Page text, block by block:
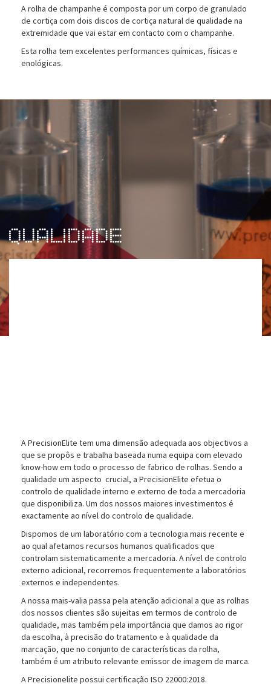
A rolha de champanhe é composta por um corpo de granulado
de cortiça com dois discos de cortiça natural de qualidade na
extremidade que vai estar em contacto com o champanhe.
Esta rolha tem excelentes performances químicas, físicas e
enológicas.
Qualidade
A PrecisionElite tem uma dimensão adequada aos objectivos a
que se propôs e trabalha baseada numa equipa com elevado
know-how em todo o processo de fabrico de rolhas. Sendo a
qualidade um aspecto crucial, a PrecisionElite efetua o
controlo de qualidade interno e externo de toda a mercadoria
que disponibiliza. Um dos nossos maiores investimentos é
exactamente ao nível do controlo de qualidade.
Dispomos de um laboratório com a tecnologia mais recente e
ao qual afetamos recursos humanos qualificados que
controlam sistematicamente a mercadoria. A nível de controlo
externo adicional, recorremos frequentemente a laboratórios
externos e independentes.
A nossa mais-valia passa pela atenção adicional a que as rolhas
dos nossos clientes são sujeitas em termos de controlo de
qualidade, mas também pela importância que damos ao rigor
da escolha, à precisão do tratamento e à qualidade da
marcação, que no conjunto de características da rolha,
também é um atributo relevante emissor de imagem de marca.
A Precisionelite possui certificação ISO 22000:2018.